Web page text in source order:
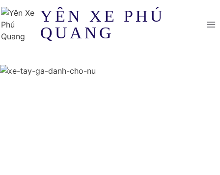
Skip
to
content
YÊN XE PHÚ
QUANG